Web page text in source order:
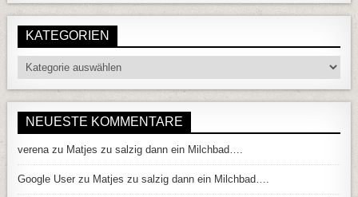
KATEGORIEN
Kategorien
NEUESTE KOMMENTARE
verenazu Matjes zu salzig dann ein Milchbad….
Google User zu Matjes zu salzig dann ein Milchbad….